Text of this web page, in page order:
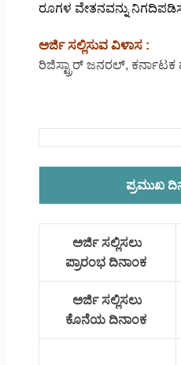
ರೂಗಳ ವೇತನವನ್ನು
ಅರ್ಜಿ ಸಲ್ಲಿಸುವ ವಿಳಾಸ :
ರಿಜಿಸ್ಟ್ರಾರ್ ಜನರಲ್,
ಪ್ರಮುಖ
ಅರ್ಜಿ ಸಲ್ಲಿಸಲು
ಪ್ರಾರಂಭ ದಿನಾಂಕ
ಅರ್ಜಿ ಸಲ್ಲಿಸಲು
ಕೊನೆಯ ದಿನಾಂಕ